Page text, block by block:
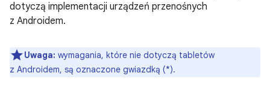
dotyczą implementacji urządzeń przenośnych
z Androidem.
Uwaga: wymagania, które nie dotyczą tabletów
z Androidem, są oznaczone gwiazdką (*).